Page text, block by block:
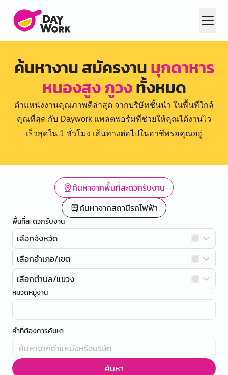
ค้นหางาน สมัครงานมุกดาหาร
หนองสูง ภูวงทั้งหมด
ตำแหน่งงานคุณภาพดีล่าสุด จากบริษัทชั้นนำ ในพื้นที่ใกล้
คุณที่สุด กับ Daywork แพลตฟอร์มที่ช่วยให้คุณได้งานไว
เร็วสุดใน 1 ชั่วโมง เส้นทางต่อไปในอาชีพรอคุณอยู่
ค้นหาจากพื้นที่สะดวกรับงาน
ค้นหาจากสถานีรถไฟฟ้า
พื้นที่สะดวกรับงาน
เลือกจังหวัด
เลือกอำเภอ/เขต
เลือกตำบล/แขวง
หมวดหมู่งาน
คำที่ต้องการค้นหา
ค้นหา